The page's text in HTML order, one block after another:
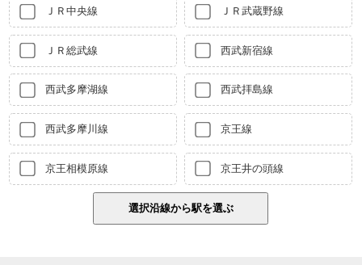
ＪＲ中央線 ＪＲ武蔵野線
ＪＲ総武線 西武新宿線
西武多摩湖線 西武拝島線
西武多摩川線 京王線
京王相模原線 京王井の頭線